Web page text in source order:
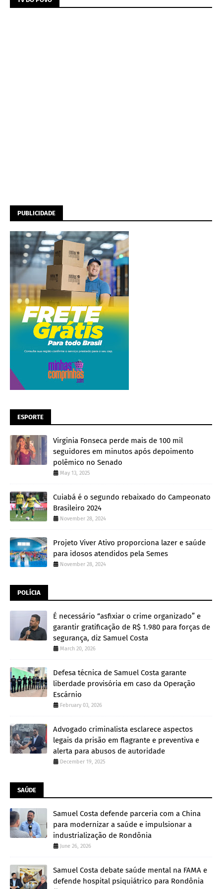
PUBLICIDADE
ESPORTE
Virginia Fonseca perde mais de 100 mil
seguidores em minutos após depoimento
polêmico no Senado
May 13, 2025
Cuiabá é o segundo rebaixado do Campeonato
Brasileiro 2024
November 28, 2024
Projeto Viver Ativo proporciona lazer e saúde
para idosos atendidos pela Semes
November 28, 2024
POLÍCIA
É necessário “asfixiar o crime organizado” e
garantir gratificação de R$ 1.980 para forças de
segurança, diz Samuel Costa
March 20, 2026
Defesa técnica de Samuel Costa garante
liberdade provisória em caso da Operação
Escárnio
February 03, 2026
Advogado criminalista esclarece aspectos
legais da prisão em flagrante e preventiva e
alerta para abusos de autoridade
December 19, 2025
SAÚDE
Samuel Costa defende parceria com a China
para modernizar a saúde e impulsionar a
industrialização de Rondônia
June 26, 2026
Samuel Costa debate saúde mental na FAMA e
defende hospital psiquiátrico para Rondônia